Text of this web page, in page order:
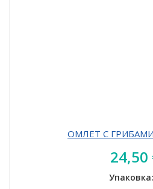
ОМЛЕТ С ГРИБАМИ
24,50
Упаковка: